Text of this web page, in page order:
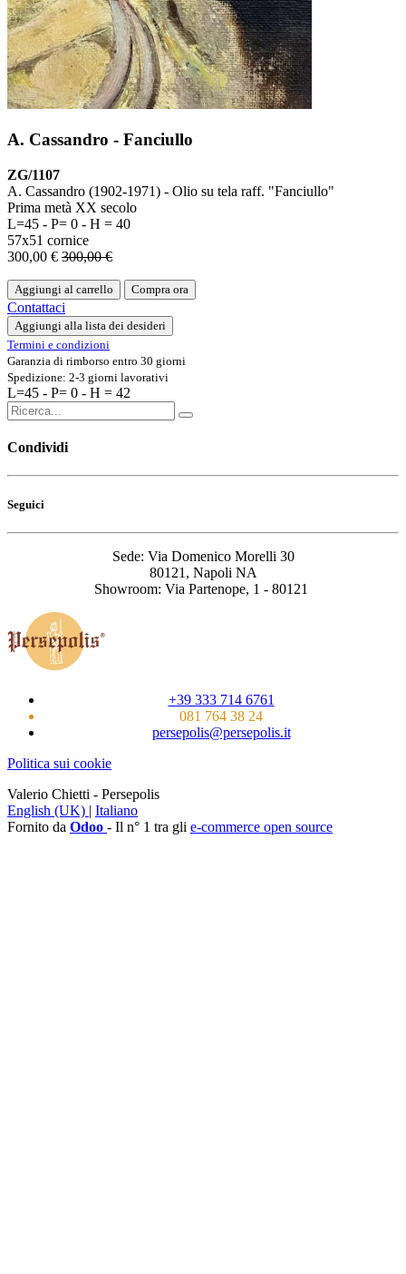
A. Cassandro - Fanciullo
ZG/1107
A. Cassandro (1902-1971) - Olio su tela raff. "Fanciullo"
Prima metà XX secolo
L=45 - P= 0 - H = 40
57x51 cornice
300,00 € 300,00€
Aggiungi al carrello Compra ora
Contattaci
Aggiungi alla lista dei desideri
Termini e condizioni
Garanzia di rimborso entro 30 giorni
Spedizione: 2-3 giorni lavorativi
L=45 - P= 0 - H = 42
Condividi
Seguici
Sede: Via Domenico Morelli 30
80121, Napoli NA
Showroom: Via Partenope, 1 - 80121
+39 333 714 6761
081 764 38 24
persepolis@persepolis.it
Politica sui cookie
Valerio Chietti - Persepolis
English (UK) | Italiano
Fornito da Odoo - Il n° 1 tra gli e-commerce open source